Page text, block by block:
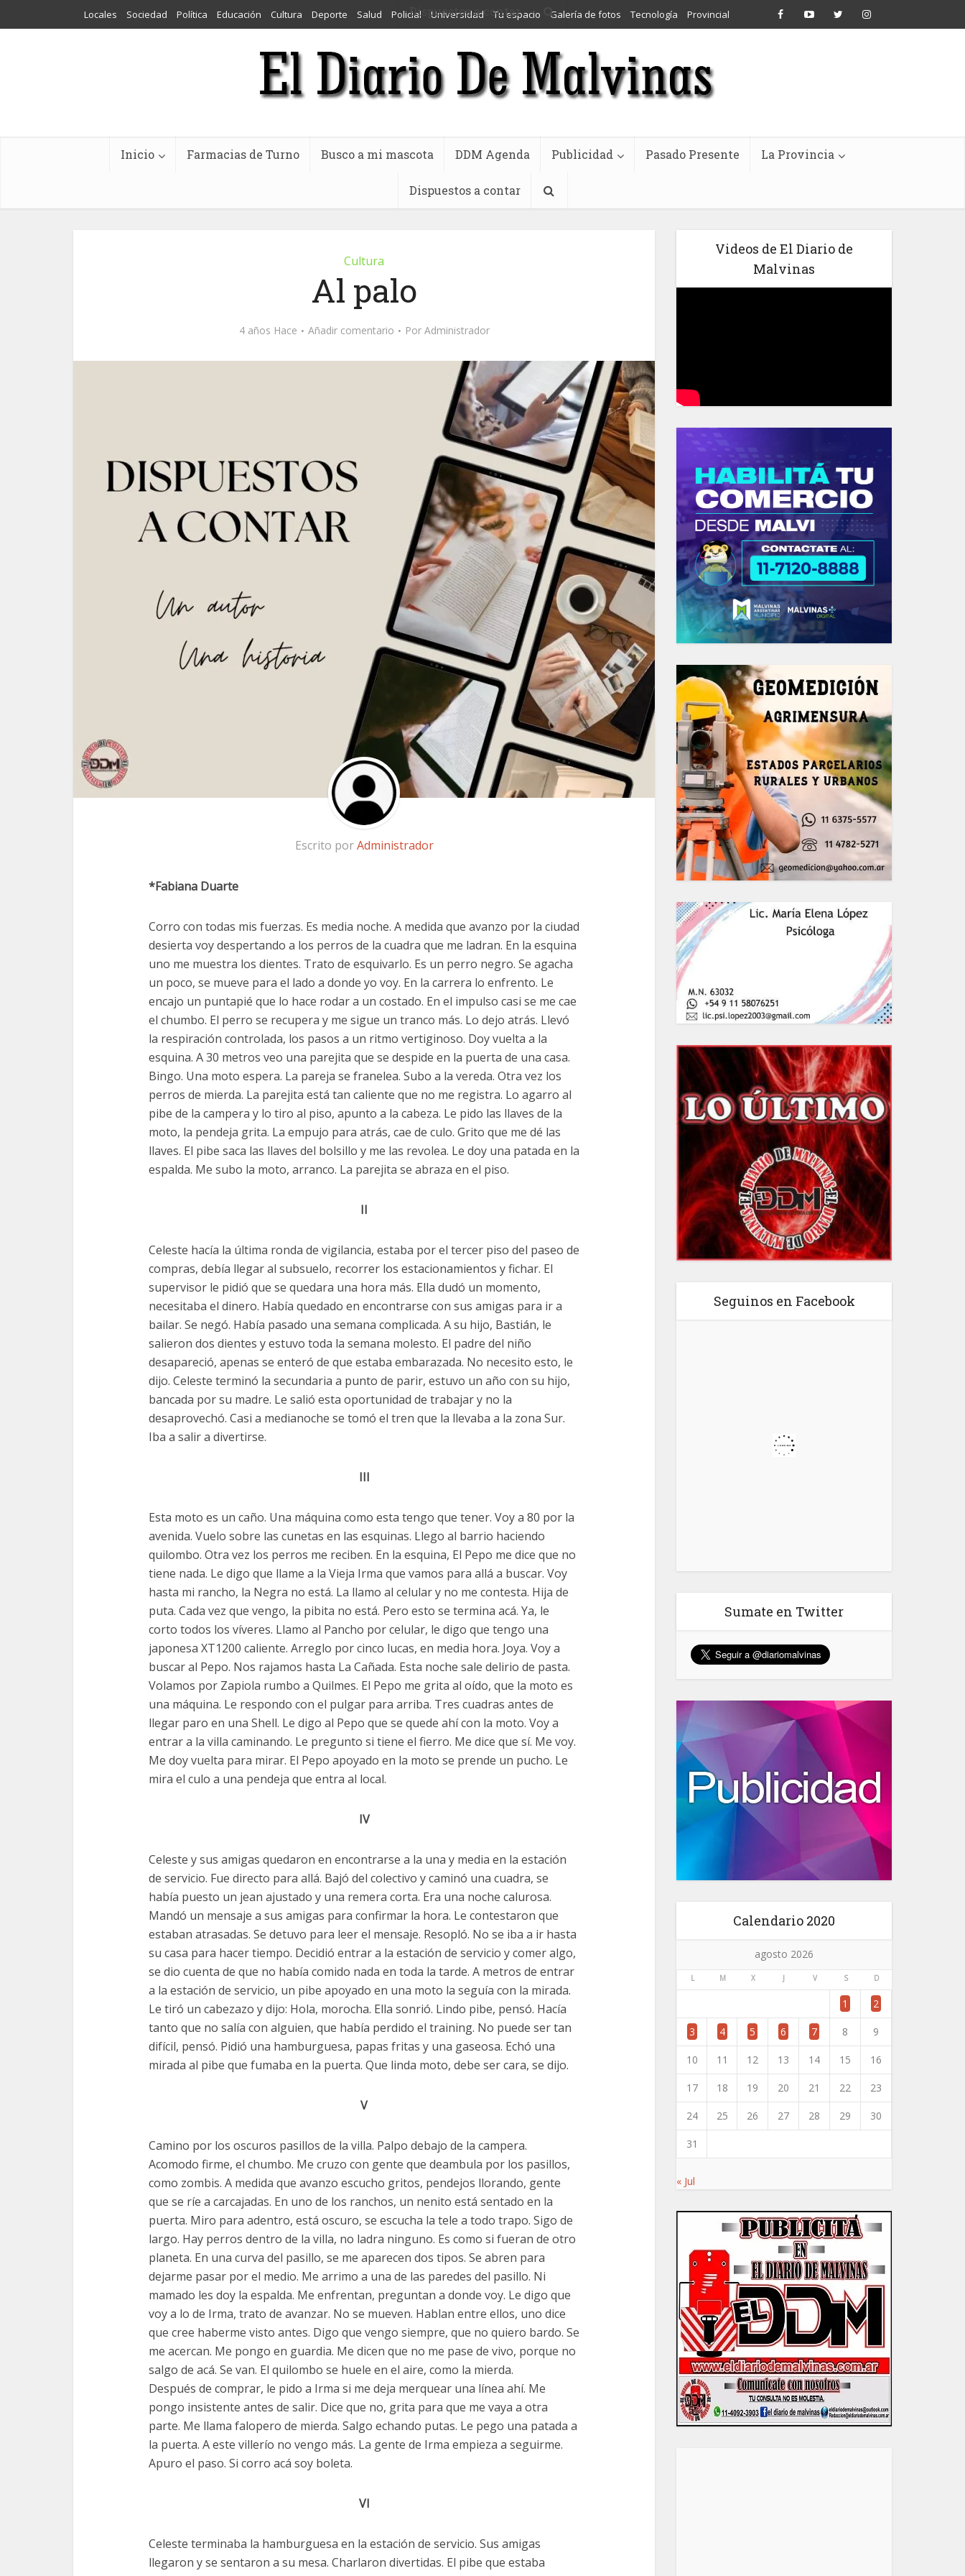
Dispuestos a contar
Locales Sociedad Política Educación Cultura Deporte Salud Policial Universidad Tu espacio Galería de fotos Tecnología Provincial
Inicio Farmacias de Turno Busco a mi mascota DDM Agenda Publicidad Pasado Presente La Provincia
Dispuestos a contar
Cultura
Al palo
4 años Hace Añadir comentario Por Administrador
Escrito porAdministrador
*Fabiana Duarte
Corro con todas mis fuerzas. Es media noche. A medida que avanzo por la ciudad
desierta voy despertando a los perros de la cuadra que me ladran. En la esquina
uno me muestra los dientes. Trato de esquivarlo. Es un perro negro. Se agacha
un poco, se mueve para el lado a donde yo voy. En la carrera lo enfrento. Le
encajo un puntapié que lo hace rodar a un costado. En el impulso casi se me cae
el chumbo. El perro se recupera y me sigue un tranco más. Lo dejo atrás. Llevó
la respiración controlada, los pasos a un ritmo vertiginoso. Doy vuelta a la
esquina. A 30 metros veo una parejita que se despide en la puerta de una casa.
Bingo. Una moto espera. La pareja se franelea. Subo a la vereda. Otra vez los
perros de mierda. La parejita está tan caliente que no me registra. Lo agarro al
pibe de la campera y lo tiro al piso, apunto a la cabeza. Le pido las llaves de la
moto, la pendeja grita. La empujo para atrás, cae de culo. Grito que me dé las
llaves. El pibe saca las llaves del bolsillo y me las revolea. Le doy una patada en la
espalda. Me subo la moto, arranco. La parejita se abraza en el piso.
II
Celeste hacía la última ronda de vigilancia, estaba por el tercer piso del paseo de
compras, debía llegar al subsuelo, recorrer los estacionamientos y fichar. El
supervisor le pidió que se quedara una hora más. Ella dudó un momento,
necesitaba el dinero. Había quedado en encontrarse con sus amigas para ir a
bailar. Se negó. Había pasado una semana complicada. A su hijo, Bastián, le
salieron dos dientes y estuvo toda la semana molesto. El padre del niño
desapareció, apenas se enteró de que estaba embarazada. No necesito esto, le
dijo. Celeste terminó la secundaria a punto de parir, estuvo un año con su hijo,
bancada por su madre. Le salió esta oportunidad de trabajar y no la
desaprovechó. Casi a medianoche se tomó el tren que la llevaba a la zona Sur.
Iba a salir a divertirse.
III
Esta moto es un caño. Una máquina como esta tengo que tener. Voy a 80 por la
avenida. Vuelo sobre las cunetas en las esquinas. Llego al barrio haciendo
quilombo. Otra vez los perros me reciben. En la esquina, El Pepo me dice que no
tiene nada. Le digo que llame a la Vieja Irma que vamos para allá a buscar. Voy
hasta mi rancho, la Negra no está. La llamo al celular y no me contesta. Hija de
puta. Cada vez que vengo, la pibita no está. Pero esto se termina acá. Ya, le
corto todos los víveres. Llamo al Pancho por celular, le digo que tengo una
japonesa XT1200 caliente. Arreglo por cinco lucas, en media hora. Joya. Voy a
buscar al Pepo. Nos rajamos hasta La Cañada. Esta noche sale delirio de pasta.
Volamos por Zapiola rumbo a Quilmes. El Pepo me grita al oído, que la moto es
una máquina. Le respondo con el pulgar para arriba. Tres cuadras antes de
llegar paro en una Shell. Le digo al Pepo que se quede ahí con la moto. Voy a
entrar a la villa caminando. Le pregunto si tiene el fierro. Me dice que sí. Me voy.
Me doy vuelta para mirar. El Pepo apoyado en la moto se prende un pucho. Le
mira el culo a una pendeja que entra al local.
IV
Celeste y sus amigas quedaron en encontrarse a la una y media en la estación
de servicio. Fue directo para allá. Bajó del colectivo y caminó una cuadra, se
había puesto un jean ajustado y una remera corta. Era una noche calurosa.
Mandó un mensaje a sus amigas para confirmar la hora. Le contestaron que
estaban atrasadas. Se detuvo para leer el mensaje. Resopló. No se iba a ir hasta
su casa para hacer tiempo. Decidió entrar a la estación de servicio y comer algo,
se dio cuenta de que no había comido nada en toda la tarde. A metros de entrar
a la estación de servicio, un pibe apoyado en una moto la seguía con la mirada.
Le tiró un cabezazo y dijo: Hola, morocha. Ella sonrió. Lindo pibe, pensó. Hacía
tanto que no salía con alguien, que había perdido el training. No puede ser tan
difícil, pensó. Pidió una hamburguesa, papas fritas y una gaseosa. Echó una
mirada al pibe que fumaba en la puerta. Que linda moto, debe ser cara, se dijo.
V
Camino por los oscuros pasillos de la villa. Palpo debajo de la campera.
Acomodo firme, el chumbo. Me cruzo con gente que deambula por los pasillos,
como zombis. A medida que avanzo escucho gritos, pendejos llorando, gente
que se ríe a carcajadas. En uno de los ranchos, un nenito está sentado en la
puerta. Miro para adentro, está oscuro, se escucha la tele a todo trapo. Sigo de
largo. Hay perros dentro de la villa, no ladra ninguno. Es como si fueran de otro
planeta. En una curva del pasillo, se me aparecen dos tipos. Se abren para
dejarme pasar por el medio. Me arrimo a una de las paredes del pasillo. Ni
mamado les doy la espalda. Me enfrentan, preguntan a donde voy. Le digo que
voy a lo de Irma, trato de avanzar. No se mueven. Hablan entre ellos, uno dice
que cree haberme visto antes. Digo que vengo siempre, que no quiero bardo. Se
me acercan. Me pongo en guardia. Me dicen que no me pase de vivo, porque no
salgo de acá. Se van. El quilombo se huele en el aire, como la mierda.
Después de comprar, le pido a Irma si me deja merquear una línea ahí. Me
pongo insistente antes de salir. Dice que no, grita para que me vaya a otra
parte. Me llama falopero de mierda. Salgo echando putas. Le pego una patada a
la puerta. A este villerío no vengo más. La gente de Irma empieza a seguirme.
Apuro el paso. Si corro acá soy boleta.
VI
Celeste terminaba la hamburguesa en la estación de servicio. Sus amigas
llegaron y se sentaron a su mesa. Charlaron divertidas. El pibe que estaba
Videos de El Diario de
Malvinas
Seguinos en Facebook
Sumate en Twitter
Calendario 2020
agosto 2026
L M X J V S D
1 2
3 4 5 6 7 8 9
10 11 12 13 14 15 16
17 18 19 20 21 22 23
24 25 26 27 28 29 30
31
« Jul